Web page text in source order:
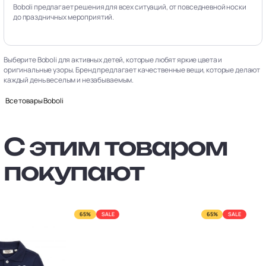
Boboli предлагает решения для всех ситуаций, от повседневной носки
до праздничных мероприятий.
Выберите Boboli для активных детей, которые любят яркие цвета и
оригинальные узоры. Бренд предлагает качественные вещи, которые делают
каждый день веселым и незабываемым.
Все товары Boboli
С этим товаром
покупают
65% SALE 65% SALE